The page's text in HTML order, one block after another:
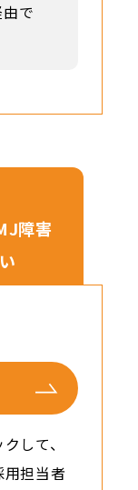
で
障害
して、
担当者